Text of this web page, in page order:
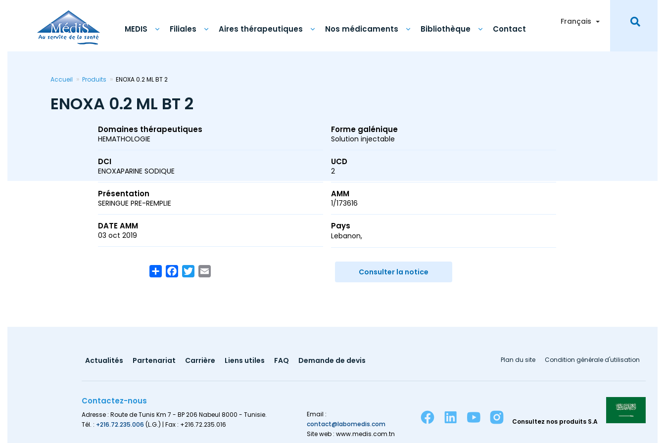
MEDIS Filiales Aires thérapeutiques Nos médicaments Bibliothèque Contact
Français Toggle Dropdown
Accueil Produits ENOXA 0.2 ML BT 2
ENOXA 0.2 ML BT 2
Domaines thérapeutiques
HEMATHOLOGIE
Forme galénique
Solution injectable
DCI
ENOXAPARINE SODIQUE
UCD
2
Présentation
SERINGUE PRE-REMPLIE
AMM
1/173616
DATE AMM
03 oct 2019
Pays
Lebanon
ShareFacebook
Twitter Consulter la notice
Footer
Actualités Partenariat Carrière Liens utiles FAQ Demande de devis Condition générale d'utilisation
Plan du site
Contactez-nous
Adresse : Route de Tunis Km 7 - BP 206 Nabeul 8000 - Tunisie.
Tél. : +216.72.235.006 (L.G.) | Fax : +216.72.235.016
Email :
contact@labomedis.com
Site web : www.medis.com.tn
Consultez nos produits S.A